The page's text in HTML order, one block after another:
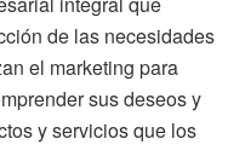
de las necesidades
el marketing para
sus deseos y
y servicios que los